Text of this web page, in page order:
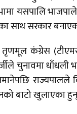
यसपालि
साथ सरकार
तृणमूल कंग्रेस
चुनावमा धाँधली
राज्यपालले
बाटो खुलाएका